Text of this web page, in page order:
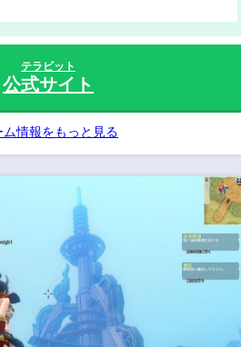
テラビット
公式サイト
ム情報をもっと見る